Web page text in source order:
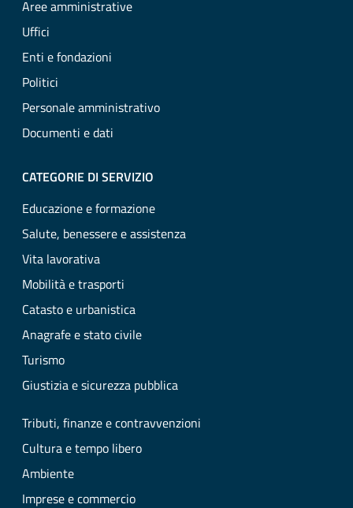
Aree amministrative
Uffici
Enti e fondazioni
Politici
Personale amministrativo
Documenti e dati
CATEGORIE DI SERVIZIO
Educazione e formazione
Salute, benessere e assistenza
Vita lavorativa
Mobilità e trasporti
Catasto e urbanistica
Anagrafe e stato civile
Turismo
Giustizia e sicurezza pubblica
Tributi, finanze e contravvenzioni
Cultura e tempo libero
Ambiente
Imprese e commercio